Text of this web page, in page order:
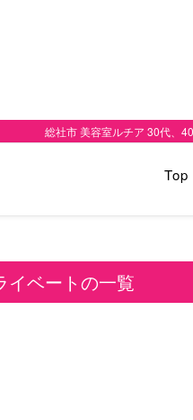
総社市 美容室ルチア 30代、
Top
イベートの一覧